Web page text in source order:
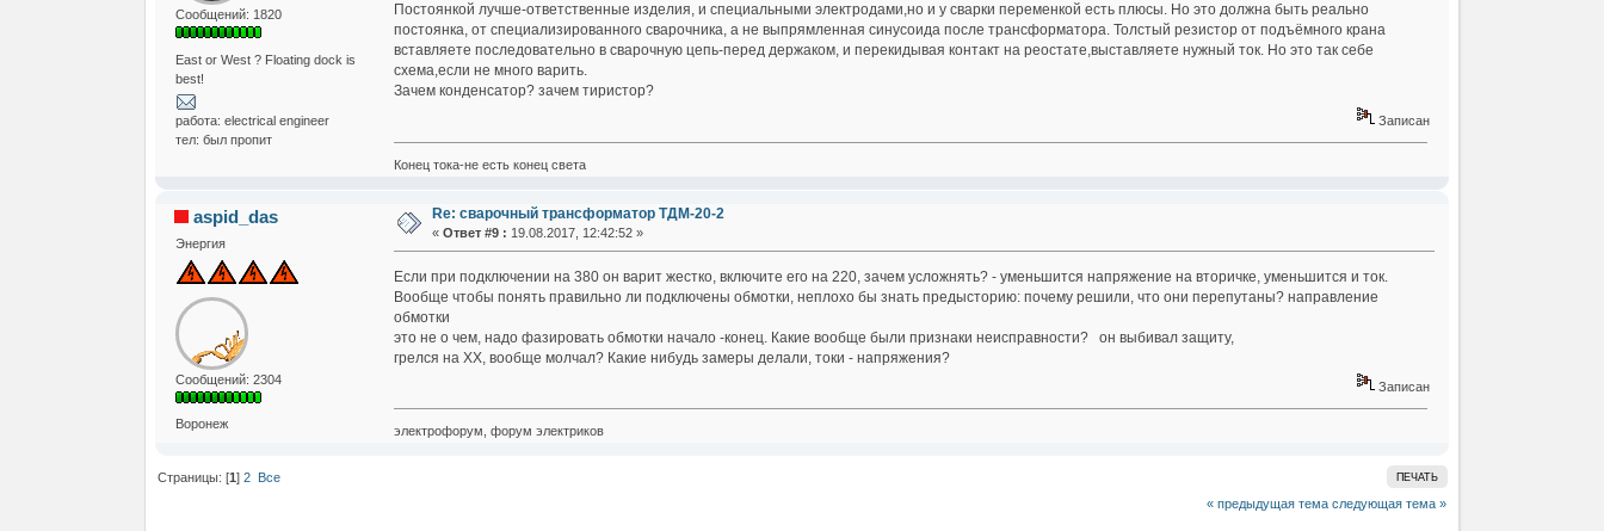
Сообщений: 1820
East or West ? Floating dock is
best!
работа: electrical engineer
тел: был пропит
Постоянкой лучше-ответственные изделия, и специальными электродами,но и у сварки переменкой есть плюсы. Но это должна быть реально
постоянка, от специализированного сварочника, а не выпрямленная синусоида после трансформатора. Толстый резистор от подъёмного крана
вставляете последовательно в сварочную цепь-перед держаком, и перекидывая контакт на реостате,выставляете нужный ток. Но это так себе
схема,если не много варить.
Зачем конденсатор? зачем тиристор?
Записан
Конец тока-не есть конец света
aspid_das
Энергия
Сообщений: 2304
Воронеж
Re: сварочный трансформатор ТДМ-20-2
« Ответ #9 : 19.08.2017, 12:42:52 »
Если при подключении на 380 он варит жестко, включите его на 220, зачем усложнять? - уменьшится напряжение на вторичке, уменьшится и ток.
Вообще чтобы понять правильно ли подключены обмотки, неплохо бы знать предысторию: почему решили, что они перепутаны? направление
обмотки
это не о чем, надо фазировать обмотки начало -конец. Какие вообще были признаки неисправности? он выбивал защиту,
грелся на ХХ, вообще молчал? Какие нибудь замеры делали, токи - напряжения?
Записан
электрофорум, форум электриков
ПЕЧАТЬ
Страницы: [1]2 Все
« предыдущая тема следующая тема »